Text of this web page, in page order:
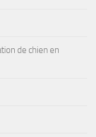
de chien en